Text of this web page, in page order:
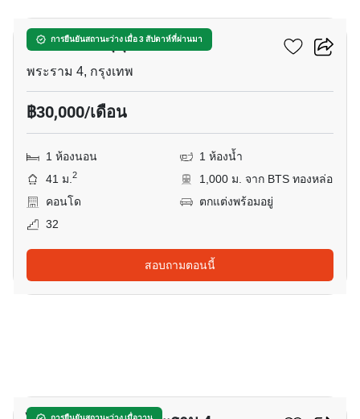
การยืนยันสถานะว่าง เมื่อ 3 สัปดาห์ที่ผ่านมา
โอกะ เฮ้าส์ สุขุมวิท 36
พระราม 4, กรุงเทพ
฿30,000/เดือน
1 ห้องนอน
1 ห้องน้ำ
41 ม.2
1,000 ม. จาก BTS ทองหล่อ
คอนโด
ตกแต่งพร้อมอยู่
32
สอบถามตอนนี้